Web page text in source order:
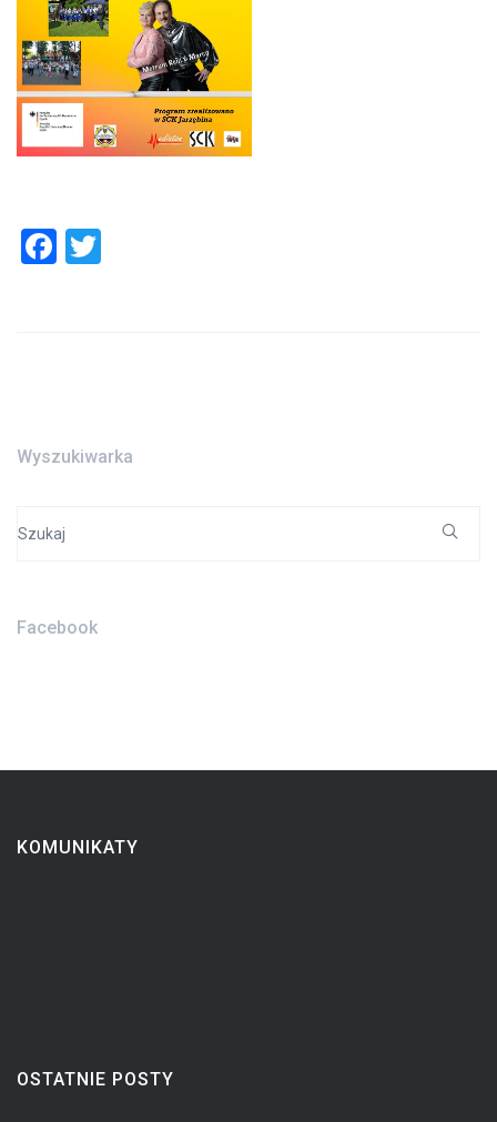
Facebook
Wyszukiwarka
for:
Facebook
KOMUNIKATY
OSTATNIE POSTY